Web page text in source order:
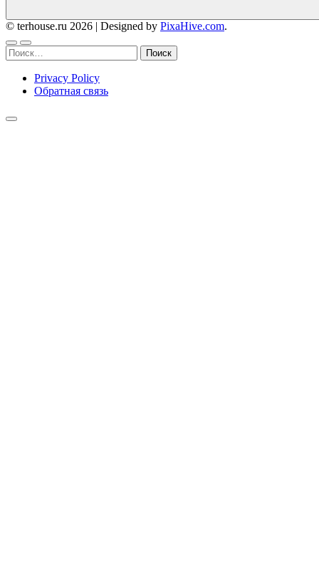
© terhouse.ru 2026 | Designed by PixaHive.com.
Найти:
Privacy Policy
Обратная связь